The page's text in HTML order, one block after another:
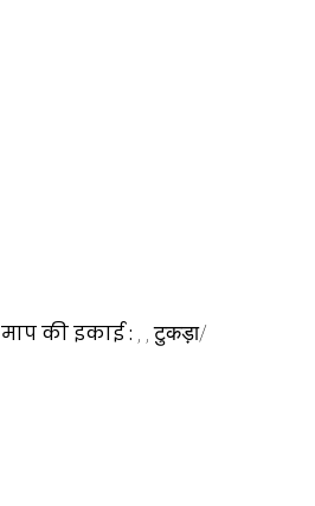
माप की इकाई :
, , टुकड़ा/